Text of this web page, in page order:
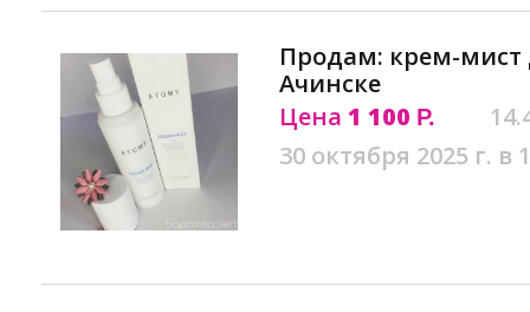
Продам: крем-
Ачинске
Цена 1 100 Р.
30 октября 2025 г. в